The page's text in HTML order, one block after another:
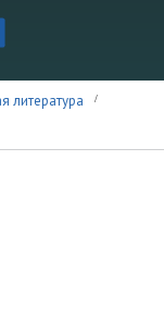
литература